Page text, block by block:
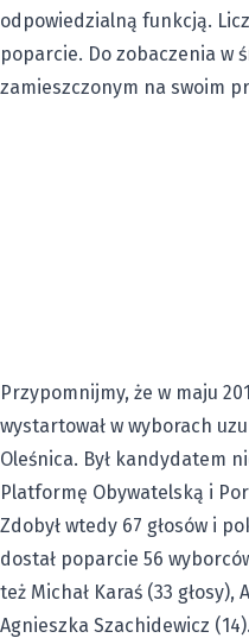
odpowiedzialną funkcją.
poparcie. Do zobaczenia w
zamieszczonym na swoim
Przypomnijmy, że w maju
wystartował w wyborach
Oleśnica. Był kandydatem
Platformę Obywatelską i
Zdobył wtedy 67 głosów i
dostał poparcie 56
też Michał Karaś (33
Agnieszka Szachidewicz (14).